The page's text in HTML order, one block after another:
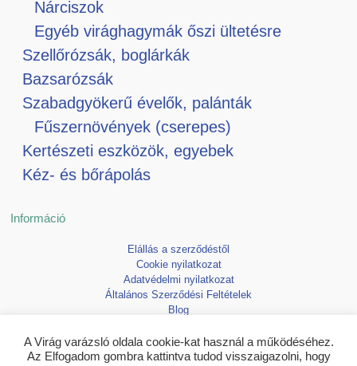
Nárciszok
Egyéb virághagymák őszi ültetésre
Szellőrózsák, boglárkák
Bazsarózsák
Szabadgyökerű évelők, palánták
Fűszernövények (cserepes)
Kertészeti eszközök, egyebek
Kéz- és bőrápolás
Információ
Elállás a szerződéstől
Cookie nyilatkozat
Adatvédelmi nyilatkozat
Általános Szerződési Feltételek
Blog
A Virág varázsló oldala cookie-kat használ a működéséhez.
Az Elfogadom gombra kattintva tudod visszaigazolni, hogy